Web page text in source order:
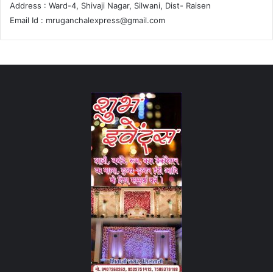
Address : Ward-4, Shivaji Nagar, Silwani, Dist- Raisen
Email Id : mruganchalexpress@gmail.com